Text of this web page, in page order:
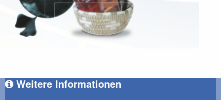
Weitere Informationen